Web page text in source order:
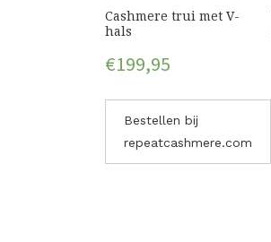
Cashmere trui met V-
hals
€199,95
Bestellen bij
repeatcashmere.com